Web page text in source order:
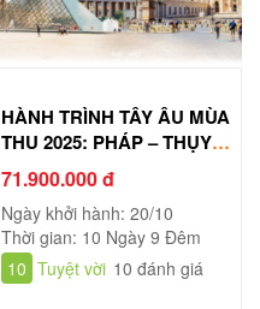
HÀNH TRÌNH TÂY ÂU MÙA
THU 2025: PHÁP – THỤY
SỸ – Ý – VATICAN
71.900.000 đ
Ngày khởi hành: 20/10
Thời gian: 10 Ngày 9 Đêm
10 Tuyệt vời 10 đánh giá